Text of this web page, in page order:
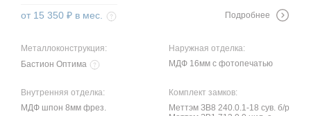
Металлоконструкция:
Бастион Оптима
Наружная отделка:
МДФ 16мм с фотопечатью
Внутренняя отделка:
МДФ шпон 8мм фрез.
Комплект замков:
Меттэм ЗВ8 240.0.1-18 сув. б/р
от 15 350 ₽ в мес. Подробнее